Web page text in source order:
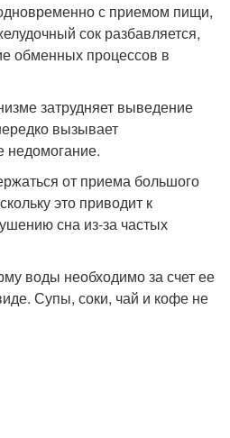
с приемом пищи,
сок разбавляется,
обменных процессов в
затрудняет выведение
вызывает
недомогание.
от приема большого
это приводит к
сна из-за частых
воды необходимо за счет ее
Супы, соки, чай и кофе не